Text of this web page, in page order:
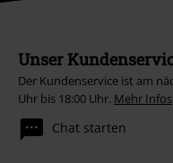
Unser
Der Kundenservice ist am
Uhr bis 18:00 Uhr. Mehr Infos
Chat starten